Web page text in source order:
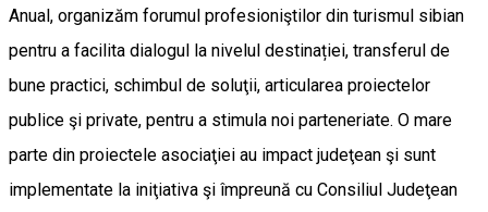
Anual, organizăm forumul profesioniştilor din turismul sibian
pentru a facilita dialogul la nivelul destinației, transferul de
bune practici, schimbul de soluţii, articularea proiectelor
publice şi private, pentru a stimula noi parteneriate. O mare
parte din proiectele asociaţiei au impact judeţean şi sunt
implementate la iniţiativa şi împreună cu Consiliul Judeţean